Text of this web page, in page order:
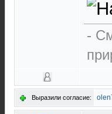
-
Выразили согласие: